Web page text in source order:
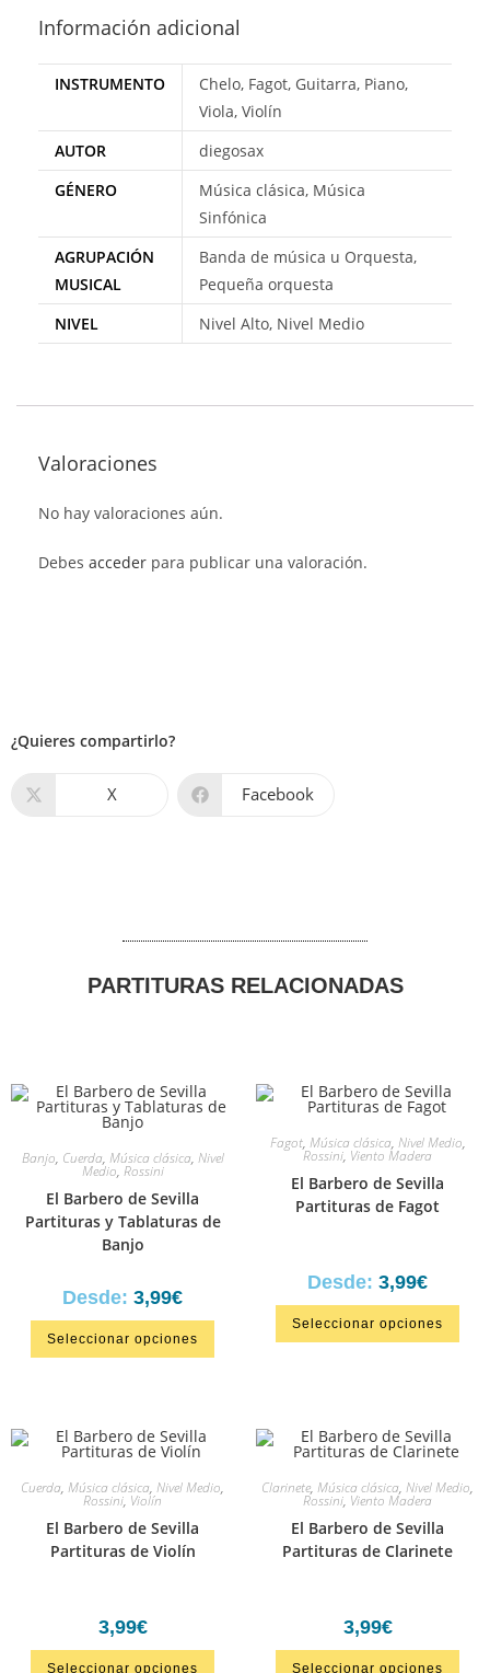
¿Quieres compartirlo?
X Facebook
Información adicional
INSTRUMENTO
Chelo, Fagot, Guitarra, Piano,
Viola, Violín
AUTOR
diegosax
GÉNERO
Música clásica, Música
Sinfónica
AGRUPACIÓN
MUSICAL
Banda de música u Orquesta,
Pequeña orquesta
NIVEL
Nivel Alto, Nivel Medio
Valoraciones
No hay valoraciones aún.
Debes acceder para publicar una valoración.
PARTITURAS RELACIONADAS
Banjo, Cuerda, Música clásica, Nivel
Medio, Rossini
El Barbero de Sevilla
Partituras y Tablaturas de
Banjo
Desde: 3,99€
Seleccionar opciones
Fagot, Música clásica, Nivel Medio,
Rossini, Viento Madera
El Barbero de Sevilla
Partituras de Fagot
Desde: 3,99€
Seleccionar opciones
Cuerda, Música clásica, Nivel Medio,
Rossini, Violín
El Barbero de Sevilla
Partituras de Violín
3,99€
Seleccionar opciones
Clarinete, Música clásica, Nivel Medio,
Rossini, Viento Madera
El Barbero de Sevilla
Partituras de Clarinete
3,99€
Seleccionar opciones